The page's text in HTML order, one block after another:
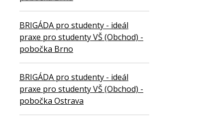
BRIGÁDA pro studenty - ideál
praxe pro studenty VŠ (Obchod) -
pobočka Brno
BRIGÁDA pro studenty - ideál
praxe pro studenty VŠ (Obchod) -
pobočka Ostrava